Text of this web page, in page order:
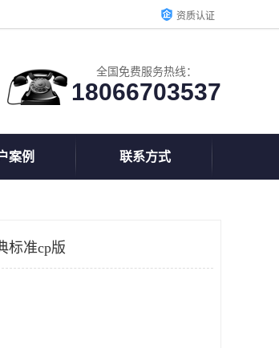
资质认证
全国免费服务热线：
18066703537
案例 联系方式
标准cp版